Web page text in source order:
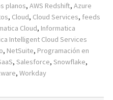
planos,AWS Redshift,Azure
, Cloud, Cloud Services, feeds
Cloud, Informatica
Intelligent Cloud Services
, NetSuite, Programación en
,Salesforce,Snowflake,
,Workday